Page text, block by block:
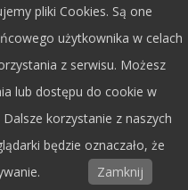
– 6 stycznia
– 29 grudnia
pliki Cookies. Są one
użytkownika w celach
z serwisu. Możesz
lub dostępu do cookie w
korzystanie z naszych
będzie oznaczało, że
Zamknij